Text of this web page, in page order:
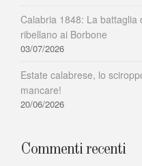
Calabria 1848: La battaglia
ribellano ai Borbone
03/07/2026
Estate calabrese, lo
mancare!
20/06/2026
Commenti recenti